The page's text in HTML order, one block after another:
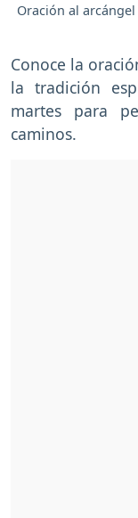
Oración al
Conoce la
la tradición
martes para
caminos.